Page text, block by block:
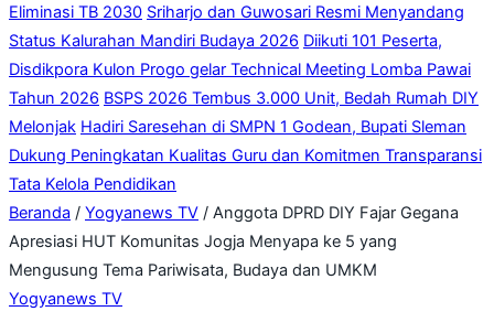
Eliminasi TB 2030 Sriharjo dan Guwosari Resmi Menyandang
Status Kalurahan Mandiri Budaya 2026 Diikuti 101 Peserta,
Disdikpora Kulon Progo gelar Technical Meeting Lomba Pawai
Tahun 2026 BSPS 2026 Tembus 3.000 Unit, Bedah Rumah DIY
Melonjak Hadiri Saresehan di SMPN 1 Godean, Bupati Sleman
Dukung Peningkatan Kualitas Guru dan Komitmen Transparansi
Tata Kelola Pendidikan
Beranda / Yogyanews TV / Anggota DPRD DIY Fajar Gegana
Apresiasi HUT Komunitas Jogja Menyapa ke 5 yang
Mengusung Tema Pariwisata, Budaya dan UMKM
Yogyanews TV